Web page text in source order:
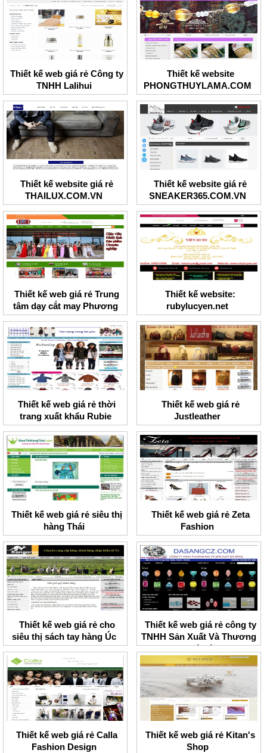
Thiết kế web giá rẻ Công ty
TNHH Lalihui
Thiết kế website
PHONGTHUYLAMA.COM
Thiết kế website giá rẻ
THAILUX.COM.VN
Thiết kế website giá rẻ
SNEAKER365.COM.VN
Thiết kế web giá rẻ Trung
tâm dạy cắt may Phương
Hoa
Thiết kế website:
rubylucyen.net
Thiết kế web giá rẻ thời
trang xuất khẩu Rubie
shop
Thiết kế web giá rẻ
Justleather
Thiết kế web giá rẻ siêu thị
hàng Thái
Thiết kế web giá rẻ Zeta
Fashion
Thiết kế web giá rẻ cho
siêu thị sách tay hàng Úc
Thiết kế web giá rẻ công ty
TNHH Sản Xuất Và Thương
Mại Đá Sáng
Thiết kế web giá rẻ Calla
Fashion Design
Thiết kế web giá rẻ Kitan's
Shop